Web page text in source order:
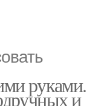
руками.
и